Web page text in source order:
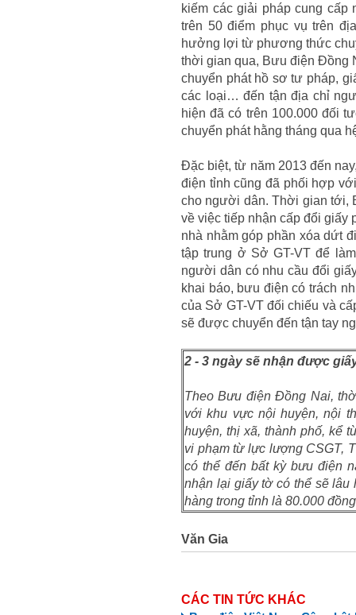
kiếm các giải pháp cung cấp
trên 50 điểm phục vụ trên
hưởng lợi từ phương thức
thời gian qua, Bưu điện Đồng
chuyển phát hồ sơ tư pháp,
các loại… đến tận địa chỉ
hiện đã có trên 100.000 đối
chuyển phát hằng tháng qua
Đặc biệt, từ năm 2013 đến
điện tỉnh cũng đã phối hợp
cho người dân. Thời gian tới,
về việc tiếp nhận cấp đổi giấy
nhà nhằm góp phần xóa dứt
tập trung ở Sở GT-VT để
người dân có nhu cầu đổi
khai báo, bưu điện có trách
của Sở GT-VT đối chiếu và
sẽ được chuyển đến tận tay
2 - 3 ngày sẽ nhận được
Theo Bưu điện Đồng Nai,
với khu vực nội huyện, nội
huyện, thị xã, thành phố, kể
vi phạm từ lực lượng CSGT,
có thể đến bất kỳ bưu điện
nhận lại giấy tờ có thể sẽ lâu
hàng trong tỉnh là 80.000
Văn Gia
CÁC TIN TỨC KHÁC